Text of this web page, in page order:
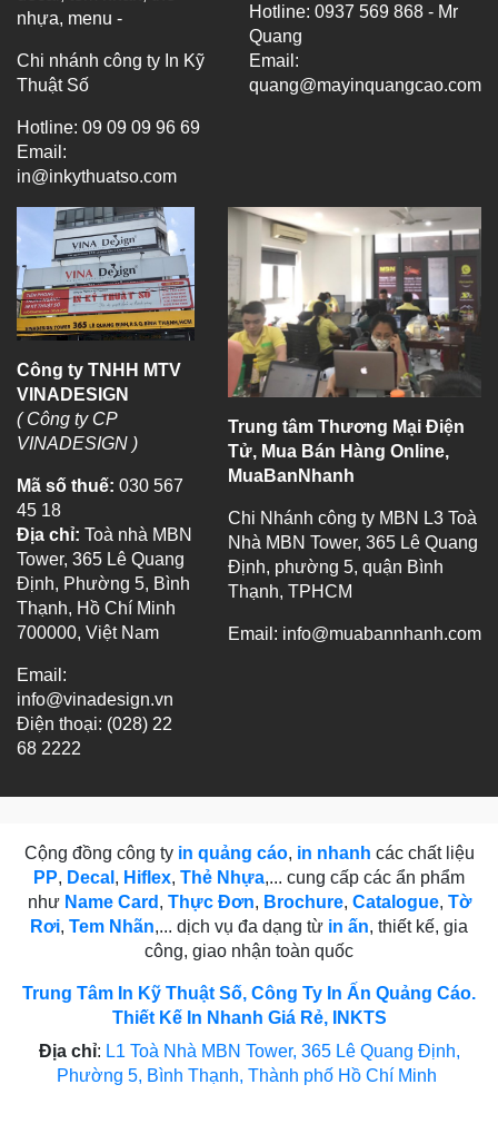
nhựa, menu -
Chi nhánh công ty In Kỹ
Thuật Số
Hotline: 09 09 09 96 69
Email:
in@inkythuatso.com
Hotline: 0937 569 868 - Mr
Quang
Email:
quang@mayinquangcao.com
Công ty TNHH MTV
VINADESIGN
( Công ty CP
VINADESIGN )
Mã số thuế: 030 567
45 18
Địa chỉ: Toà nhà MBN
Tower, 365 Lê Quang
Định, Phường 5, Bình
Thạnh, Hồ Chí Minh
700000, Việt Nam
Email:
info@vinadesign.vn
Điện thoại: (028) 22
68 2222
Trung tâm Thương Mại Điện
Tử, Mua Bán Hàng Online,
MuaBanNhanh
Chi Nhánh công ty MBN L3 Toà
Nhà MBN Tower, 365 Lê Quang
Định, phường 5, quận Bình
Thạnh, TPHCM
Email: info@muabannhanh.com
Cộng đồng công ty in quảng cáo, in nhanh các chất liệu
PP, Decal , Hiflex, Thẻ Nhựa,... cung cấp các ẩn phẩm
như Name Card , Thực Đơn, Brochure, Catalogue, Tờ
Rơi, Tem Nhãn,... dịch vụ đa dạng từ in ấn, thiết kế, gia
công, giao nhận toàn quốc
Trung Tâm In Kỹ Thuật Số, Công Ty In Ấn Quảng Cáo.
Thiết Kế In Nhanh Giá Rẻ, INKTS
Địa chỉ: L1 Toà Nhà MBN Tower, 365 Lê Quang Định,
Phường 5, Bình Thạnh, Thành phố Hồ Chí Minh